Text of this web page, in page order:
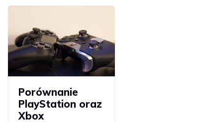
Porównanie
PlayStation oraz
Xbox